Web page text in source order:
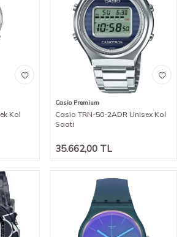
Kol
Casio Premium
Casio TRN-50-2ADR Unisex Kol
Saati
35.662,00 TL